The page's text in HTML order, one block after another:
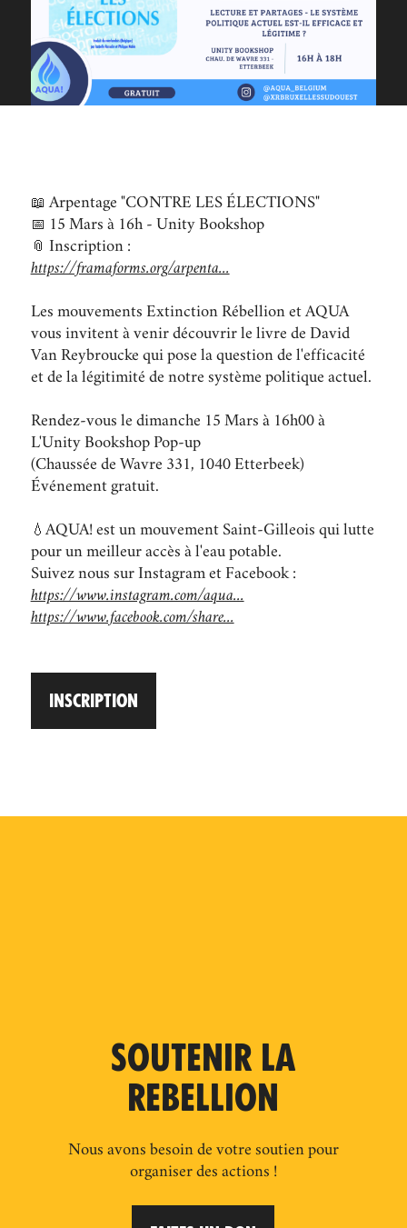
📖 Arpentage "CONTRE LES ÉLECTIONS"
📅 15 Mars à 16h - Unity Bookshop
📎 Inscription :
https://framaforms.org/arpenta...
Les mouvements Extinction Rébellion et AQUA
vous invitent à venir découvrir le livre de David
Van Reybroucke qui pose la question de l'efficacité
et de la légitimité de notre système politique actuel.
Rendez-vous le dimanche 15 Mars à 16h00 à
L'Unity Bookshop Pop-up
(Chaussée de Wavre 331, 1040 Etterbeek)
Événement gratuit.
💧AQUA! est un mouvement Saint-Gilleois qui lutte
pour un meilleur accès à l'eau potable.
Suivez nous sur Instagram et Facebook :
https://www.instagram.com/aqua...
https://www.facebook.com/share...
INSCRIPTION
SOUTENIR LA
REBELLION
Nous avons besoin de votre soutien pour
organiser des actions !